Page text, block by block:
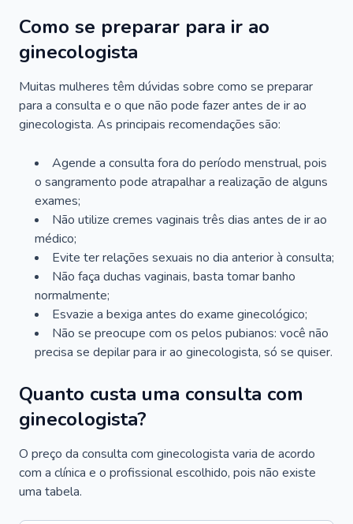
Como se preparar para ir ao
ginecologista
Muitas mulheres têm dúvidas sobre como se preparar
para a consulta e o que não pode fazer antes de ir ao
ginecologista. As principais recomendações são:
Agende a consulta fora do período menstrual, pois
o sangramento pode atrapalhar a realização de alguns
exames;
Não utilize cremes vaginais três dias antes de ir ao
médico;
Evite ter relações sexuais no dia anterior à consulta;
Não faça duchas vaginais, basta tomar banho
normalmente;
Esvazie a bexiga antes do exame ginecológico;
Não se preocupe com os pelos pubianos: você não
precisa se depilar para ir ao ginecologista, só se quiser.
Quanto custa uma consulta com
ginecologista?
O preço da consulta com ginecologista varia de acordo
com a clínica e o profissional escolhido, pois não existe
uma tabela.